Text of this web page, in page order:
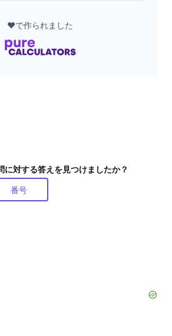
❤️で作られました
に対する答えを見つけましたか？
番号